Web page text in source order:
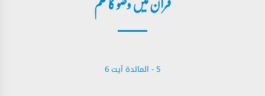
5 - ‎المائدة‎ آیت 6